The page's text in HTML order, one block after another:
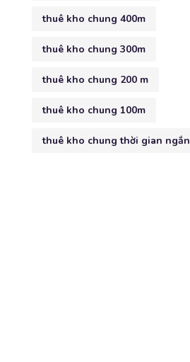
thuê kho chung 400m
thuê kho chung 300m
thuê kho chung 200 m
thuê kho chung 100m
thuê kho chung thời gian ngắn